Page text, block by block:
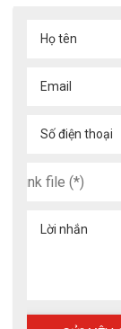
Họ tên
Email
Số điện thoại
Lời nhắn